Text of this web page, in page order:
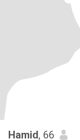
Hamid, 66